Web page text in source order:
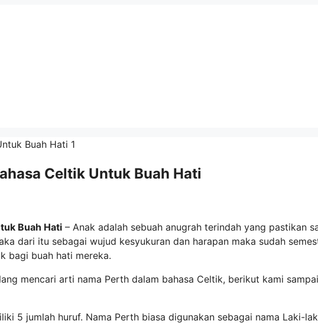
Celtik Untuk Buah Hati
Buah Hati – Anak adalah sebuah anugrah terindah yang pastikan
dari itu sebagai wujud kesyukuran dan harapan maka sudah
bagi buah hati mereka.
mencari arti nama Perth dalam bahasa Celtik, berikut kami
5 jumlah huruf. Nama Perth biasa digunakan sebagai nama Laki-